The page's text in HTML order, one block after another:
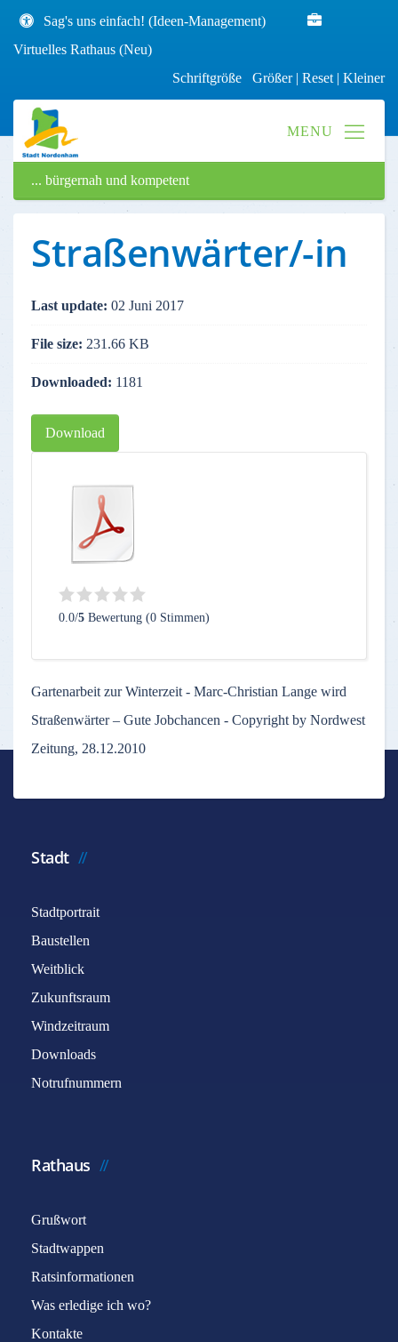
Sag's uns einfach! (Ideen-Management)
Virtuelles Rathaus (Neu)
Schriftgröße Größer| Reset | Kleiner
... bürgernah und kompetent
Straßenwärter/-in
Last update: 02 Juni 2017
File size: 231.66 KB
Downloaded: 1181
Download
0.0/5 Bewertung (0 Stimmen)
Gartenarbeit zur Winterzeit - Marc-Christian Lange wird
Straßenwärter – Gute Jobchancen - Copyright by Nordwest
Zeitung, 28.12.2010
Stadt
Stadtportrait
Baustellen
Weitblick
Zukunftsraum
Windzeitraum
Downloads
Notrufnummern
Rathaus
Grußwort
Stadtwappen
Ratsinformationen
Was erledige ich wo?
Kontakte